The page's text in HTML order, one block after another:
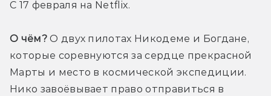
С 17 февраля на Netflix.
О чём? О двух пилотах Никодеме и Богдане,
которые соревнуются за сердце прекрасной
Марты и место в космической экспедиции.
Нико завоёвывает право отправиться в